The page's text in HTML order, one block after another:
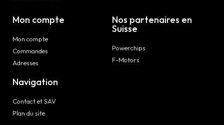
Mon compte
Mon compte
Commandes
Adresses
Navigation
Contact et SAV
Plan du site
Nos partenaires en
Suisse
Powerchips
F-Motors